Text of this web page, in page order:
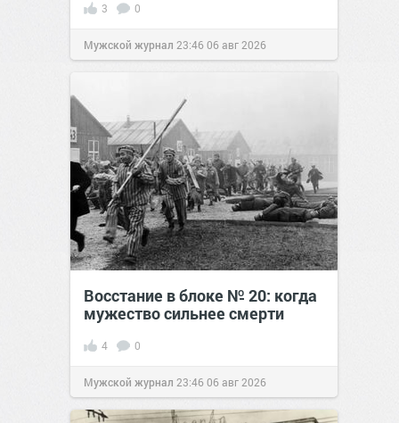
3 0
Мужской журнал 23:4606 авг 2026
Восстание в блоке № 20: когда
мужество сильнее смерти
4 0
Мужской журнал 23:4606 авг 2026